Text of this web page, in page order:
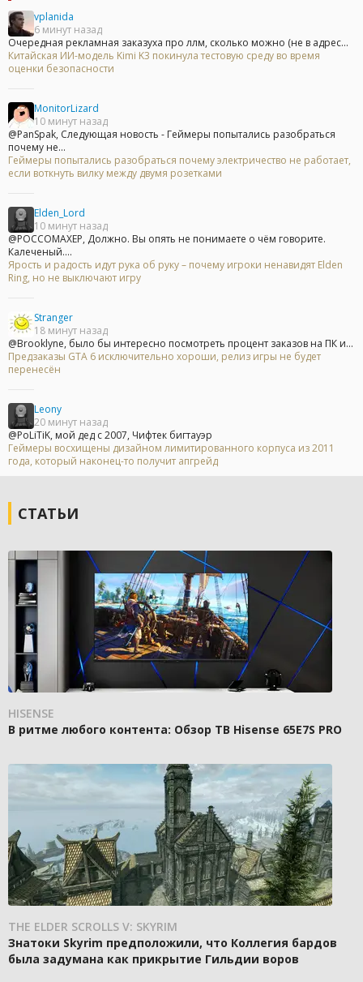
vplanida
6 минут назад
Очередная рекламная заказуха про ллм, сколько можно (не в адрес...
Китайская ИИ-модель Kimi K3 покинула тестовую среду во время
оценки безопасности
MonitorLizard
10 минут назад
@PanSpak, Следующая новость - Геймеры попытались разобраться
почему не...
Геймеры попытались разобраться почему электричество не работает,
если воткнуть вилку между двумя розетками
Elden_Lord
10 минут назад
@POCCOMAXEP, Должно. Вы опять не понимаете о чём говорите.
Калеченый....
Ярость и радость идут рука об руку – почему игроки ненавидят Elden
Ring, но не выключают игру
Stranger
18 минут назад
@Brooklyne, было бы интересно посмотреть процент заказов на ПК и...
Предзаказы GTA 6 исключительно хороши, релиз игры не будет
перенесён
Leony
20 минут назад
@PoLiTiK, мой дед с 2007, Чифтек бигтауэр
Геймеры восхищены дизайном лимитированного корпуса из 2011
года, который наконец-то получит апгрейд
СТАТЬИ
HISENSE
В ритме любого контента: Обзор ТВ Hisense 65E7S PRO
THE ELDER SCROLLS V: SKYRIM
Знатоки Skyrim предположили, что Коллегия бардов
была задумана как прикрытие Гильдии воров